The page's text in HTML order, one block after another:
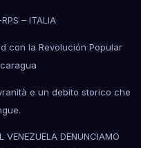
– ITALIA
con la Revolución Popular
e un debito storico che
VENEZUELA DENUNCIAMO